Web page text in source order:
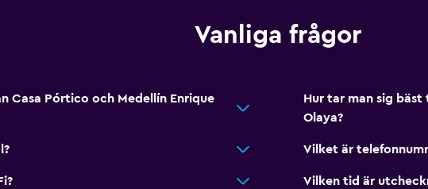
Vanliga frågor
Casa Pórtico och Medellín Enrique
Hur tar man sig bäst
Olaya?
Vilket är
Vilken tid är